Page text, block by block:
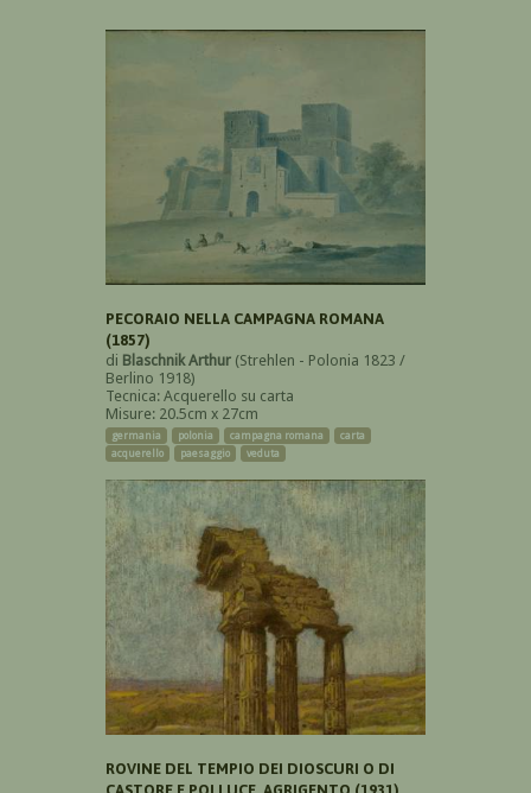
PECORAIO NELLA CAMPAGNA ROMANA
(1857)
di Blaschnik Arthur (Strehlen - Polonia 1823 /
Berlino 1918)
Tecnica: Acquerello su carta
Misure: 20.5cm x 27cm
germania polonia campagna romana
carta
acquerello
paesaggio veduta
ROVINE DEL TEMPIO DEI DIOSCURI O DI